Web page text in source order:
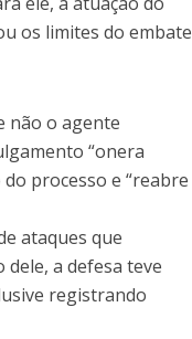
os limites do embate
não o agente
“onera
processo e “reabre
ataques que
a defesa teve
registrando